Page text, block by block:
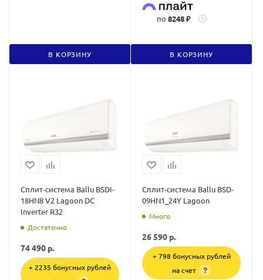
В КОРЗИНУ
по 8248 ₽ ?
В КОРЗИНУ
Сплит-система Ballu BSDI-
18HN8 V2 Lagoon DC
Inverter R32
Достаточно
74 490 р.
+ 2235 бонусных рублей
Сплит-система Ballu BSD-
09HN1_24Y Lagoon
Много
26 590 р.
+ 798 бонусных рублей
на счет
?